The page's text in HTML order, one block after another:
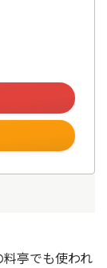
料亭でも使われ